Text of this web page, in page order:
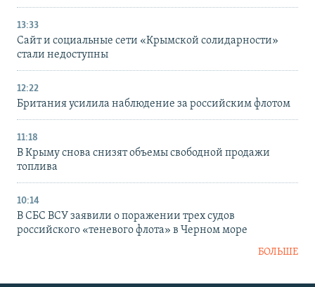
13:33
Сайт и социальные сети «Крымской солидарности»
стали недоступны
12:22
Британия усилила наблюдение за российским флотом
11:18
В Крыму снова снизят объемы свободной продажи
топлива
10:14
В СБС ВСУ заявили о поражении трех судов
российского «теневого флота» в Черном море
БОЛЬШЕ